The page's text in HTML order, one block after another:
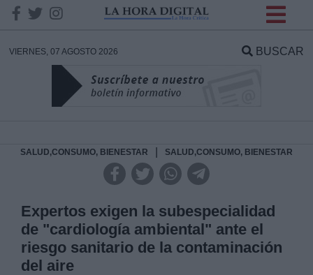
VIERNES, 07 AGOSTO 2026 BUSCAR
SALUD,CONSUMO, BIENESTAR SALUD,CONSUMO, BIENESTAR
Expertos exigen la subespecialidad
de "cardiología ambiental" ante el
riesgo sanitario de la contaminación
del aire
DATOS
Responsable:
Legitimación: